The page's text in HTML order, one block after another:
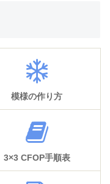
模様の作り方
3×3 CFOP手順表